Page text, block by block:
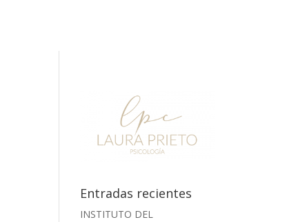
Entradas recientes
INSTITUTO DEL